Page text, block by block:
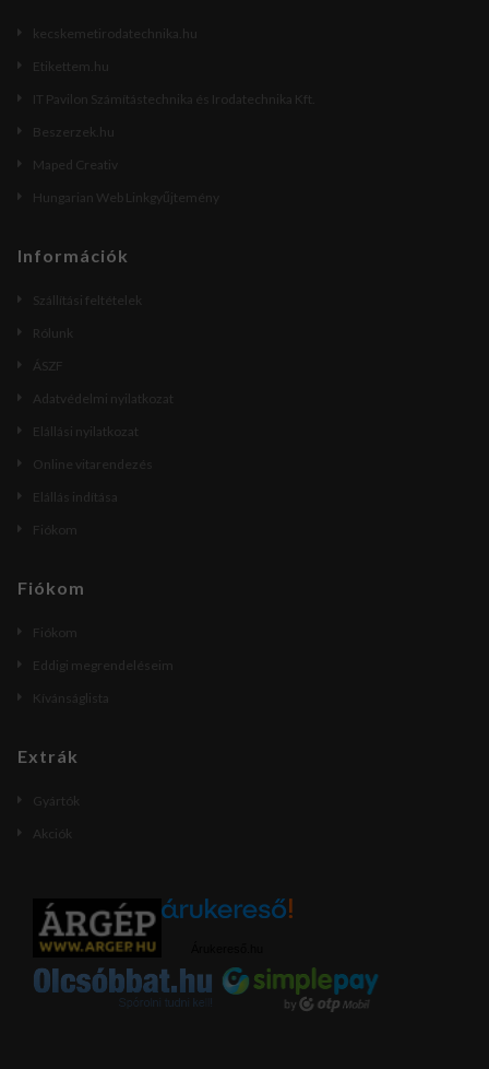
kecskemetirodatechnika.hu
Etikettem.hu
IT Pavilon Számítástechnika és Irodatechnika Kft.
Beszerzek.hu
Maped Creativ
Hungarian Web Linkgyűjtemény
Információk
Szállítási feltételek
Rólunk
ÁSZF
Adatvédelmi nyilatkozat
Elállási nyilatkozat
Online vitarendezés
Elállás indítása
Fiókom
Fiókom
Fiókom
Eddigi megrendeléseim
Kívánságlista
Extrák
Gyártók
Akciók